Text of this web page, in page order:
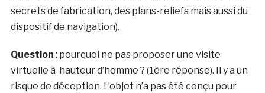
secrets de fabrication, des plans-reliefs mais aussi du
dispositif de navigation).
Question : pourquoi ne pas proposer une visite
virtuelle à hauteur d’homme ? (1ère réponse). Il y a un
risque de déception. L’objet n’a pas été conçu pour